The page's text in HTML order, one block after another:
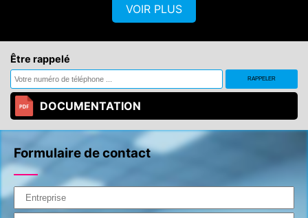
VOIR PLUS
Être rappelé
DOCUMENTATION
Formulaire de contact